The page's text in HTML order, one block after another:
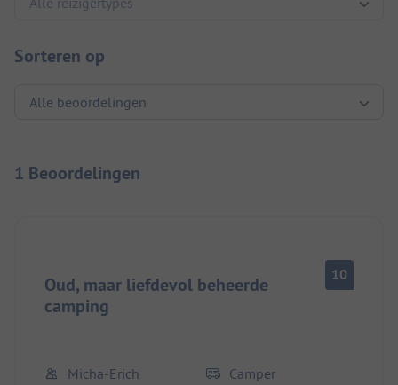
Sorteren op
1 Beoordelingen
Oud, maar liefdevol beheerde
camping
10
Micha-Erich Camper